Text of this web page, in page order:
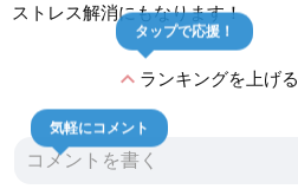
ストレス解消にもなります！
expand_lessランキングを上げる
タップで応援！
気軽にコメント